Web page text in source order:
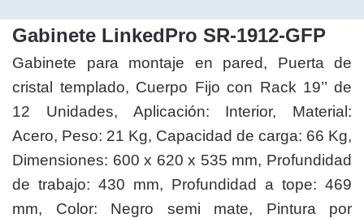
Gabinete LinkedPro SR-1912-GFP
Gabinete para montaje en pared, Puerta de
cristal templado, Cuerpo Fijo con Rack 19’’ de
12 Unidades, Aplicación: Interior, Material:
Acero, Peso: 21 Kg, Capacidad de carga: 66 Kg,
Dimensiones: 600 x 620 x 535 mm, Profundidad
de trabajo: 430 mm, Profundidad a tope: 469
mm, Color: Negro semi mate, Pintura por